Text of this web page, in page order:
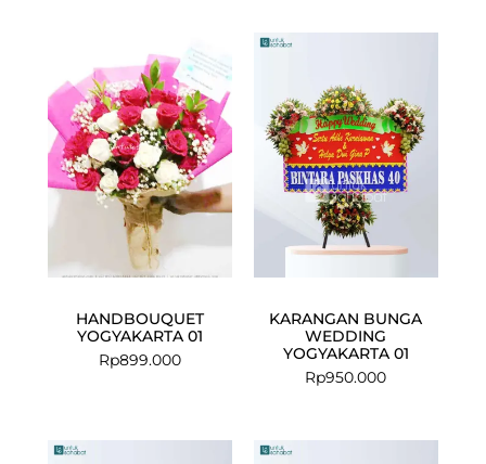
HANDBOUQUET
YOGYAKARTA 01
Rp899.000
KARANGAN BUNGA
WEDDING
YOGYAKARTA 01
Rp950.000